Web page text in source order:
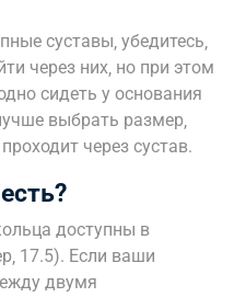
суставы‚ убедитесь‚
через них‚ но при этом
сидеть у основания
выбрать размер‚
через сустав.
доступны в
17.5). Если ваши
двумя